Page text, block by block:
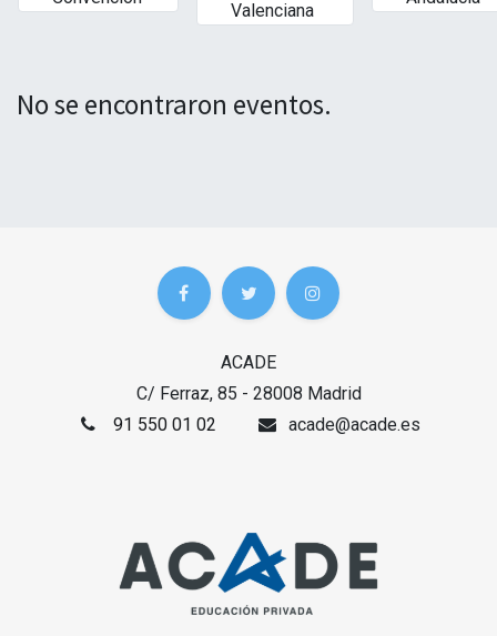
Valenciana
No se encontraron eventos.
ACADE
C/ Ferraz, 85 - 28008 Madrid
91 550 01 02
acade@acade.es